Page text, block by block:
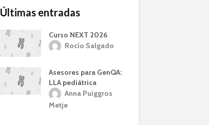
Últimas entradas
Curso NEXT 2026
Rocío Salgado
Asesores para GenQA:
LLA pediátrica
Anna Puiggros
Metje